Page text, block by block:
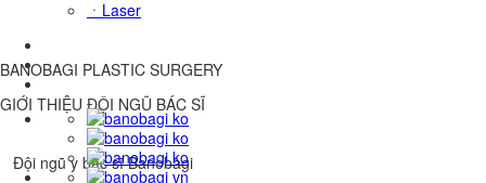
ㆍLaser
BANOBAGI PLASTIC SURGERY
GIỚI THIỆU ĐỘI NGŨ BÁC SĨ
Đội ngũ y bác sĩ Banobagi